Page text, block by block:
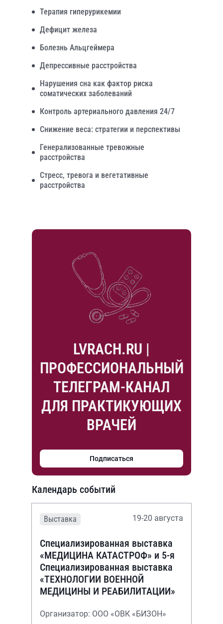
Терапия гиперурикемии
Дефицит железа
Болезнь Альцгеймера
Депрессивные расстройства
Нарушения сна как фактор риска
соматических заболеваний
Контроль артериального давления 24/7
Снижение веса: стратегии и перспективы
Генерализованные тревожные
расстройства
Стресс, тревога и вегетативные
расстройства
LVRACH.RU |
ПРОФЕССИОНАЛЬНЫЙ
ТЕЛЕГРАМ-КАНАЛ
ДЛЯ ПРАКТИКУЮЩИХ
ВРАЧЕЙ
Подписаться
Календарь событий
Выставка 19-20 августа
Специализированная выставка
«МЕДИЦИНА КАТАСТРОФ» и 5-я
Специализированная выставка
«ТЕХНОЛОГИИ ВОЕННОЙ
МЕДИЦИНЫ И РЕАБИЛИТАЦИИ»
Организатор: ООО «ОВК «БИЗОН»